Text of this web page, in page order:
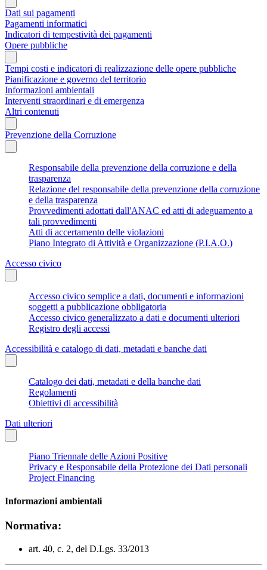
Dati sui pagamenti
Pagamenti informatici
Indicatori di tempestività dei pagamenti
Opere pubbliche
Tempi costi e indicatori di realizzazione delle opere pubbliche
Pianificazione e governo del territorio
Informazioni ambientali
Interventi straordinari e di emergenza
Altri contenuti
Prevenzione della Corruzione
Responsabile della prevenzione della corruzione e della
trasparenza
Relazione del responsabile della prevenzione della corruzione
e della trasparenza
Provvedimenti adottati dall'ANAC ed atti di adeguamento a
tali provvedimenti
Atti di accertamento delle violazioni
Piano Integrato di Attività e Organizzazione (P.I.A.O.)
Accesso civico
Accesso civico semplice a dati, documenti e informazioni
soggetti a pubblicazione obbligatoria
Accesso civico generalizzato a dati e documenti ulteriori
Registro degli accessi
Accessibilità e catalogo di dati, metadati e banche dati
Catalogo dei dati, metadati e della banche dati
Regolamenti
Obiettivi di accessibilità
Dati ulteriori
Piano Triennale delle Azioni Positive
Privacy e Responsabile della Protezione dei Dati personali
Project Financing
Informazioni ambientali
Normativa:
art. 40, c. 2, del D.Lgs. 33/2013